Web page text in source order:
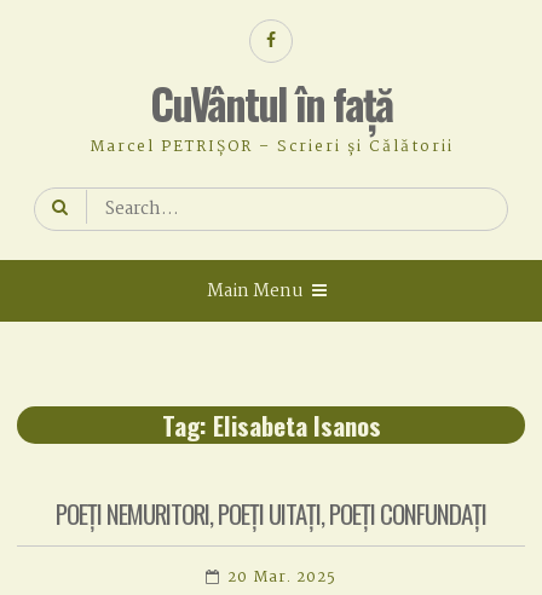
Facebook
CuVântul în față
Marcel PETRIȘOR – Scrieri și Călătorii
Search
for:
Main Menu
Tag: Elisabeta Isanos
POEȚI NEMURITORI, POEȚI UITAȚI, POEȚI CONFUNDAȚI
20 Mar. 2025